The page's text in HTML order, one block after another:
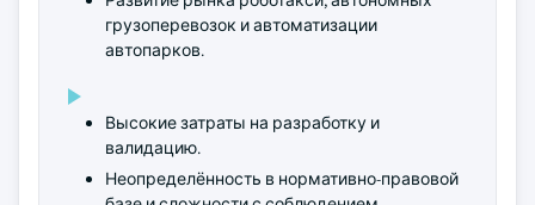
грузоперевозок и автоматизации
автопарков.
Высокие затраты на разработку и
валидацию.
Неопределённость в нормативно-правовой